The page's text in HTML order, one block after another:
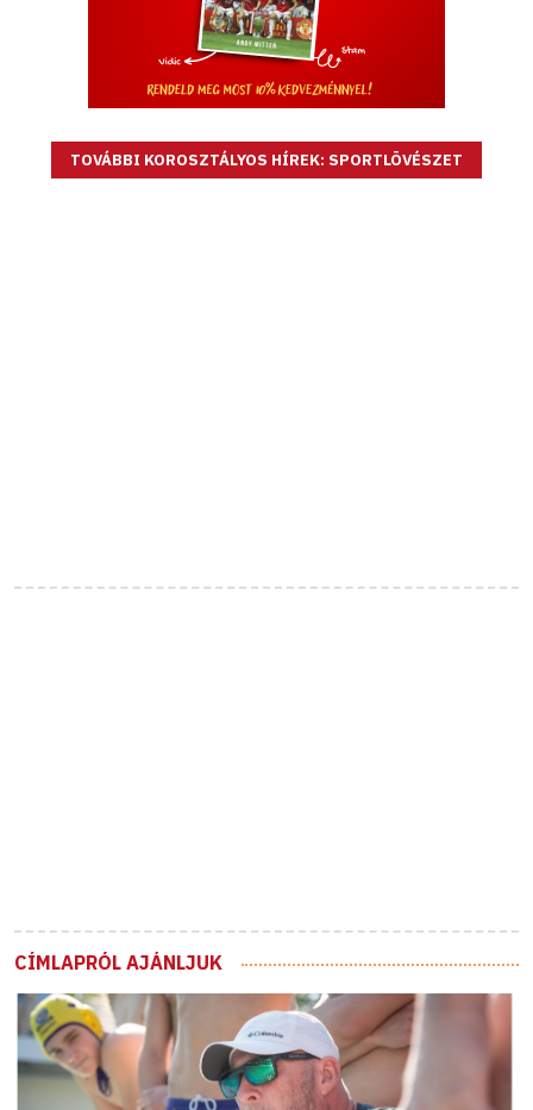
TOVÁBBI KOROSZTÁLYOS HÍREK: SPORTLÖVÉSZET
CÍMLAPRÓL AJÁNLJUK